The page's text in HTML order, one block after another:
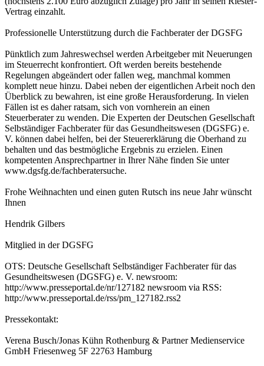
Vertrag einzahlt.
Professionelle Unterstützung durch die Fachberater der DGSFG
Pünktlich zum Jahreswechsel werden Arbeitgeber mit Neuerungen
im Steuerrecht konfrontiert. Oft werden bereits bestehende
Regelungen abgeändert oder fallen weg, manchmal kommen
komplett neue hinzu. Dabei neben der eigentlichen Arbeit noch den
Überblick zu bewahren, ist eine große Herausforderung. In vielen
Fällen ist es daher ratsam, sich von vornherein an einen
Steuerberater zu wenden. Die Experten der Deutschen Gesellschaft
Selbständiger Fachberater für das Gesundheitswesen (DGSFG) e.
V. können dabei helfen, bei der Steuererklärung die Oberhand zu
behalten und das bestmögliche Ergebnis zu erzielen. Einen
kompetenten Ansprechpartner in Ihrer Nähe finden Sie unter
www.dgsfg.de/fachberatersuche.
Frohe Weihnachten und einen guten Rutsch ins neue Jahr wünscht
Ihnen
Hendrik Gilbers
Mitglied in der DGSFG
OTS: Deutsche Gesellschaft Selbständiger Fachberater für das
Gesundheitswesen (DGSFG) e. V. newsroom:
http://www.presseportal.de/nr/127182 newsroom via RSS:
http://www.presseportal.de/rss/pm_127182.rss2
Pressekontakt:
Verena Busch/Jonas Kühn Rothenburg & Partner Medienservice
GmbH Friesenweg 5F 22763 Hamburg